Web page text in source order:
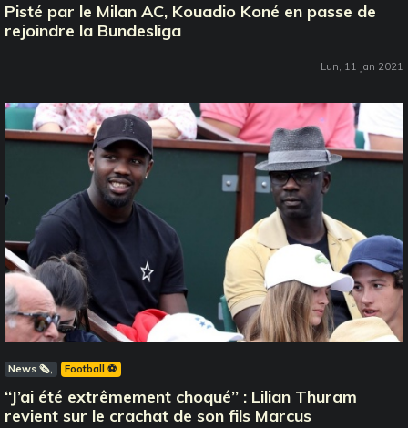
Pisté par le Milan AC, Kouadio Koné en passe de
rejoindre la Bundesliga
Lun, 11 Jan 2021
News 🗞️ Football ⚽️
‘‘J’ai été extrêmement choqué’’ : Lilian Thuram
revient sur le crachat de son fils Marcus